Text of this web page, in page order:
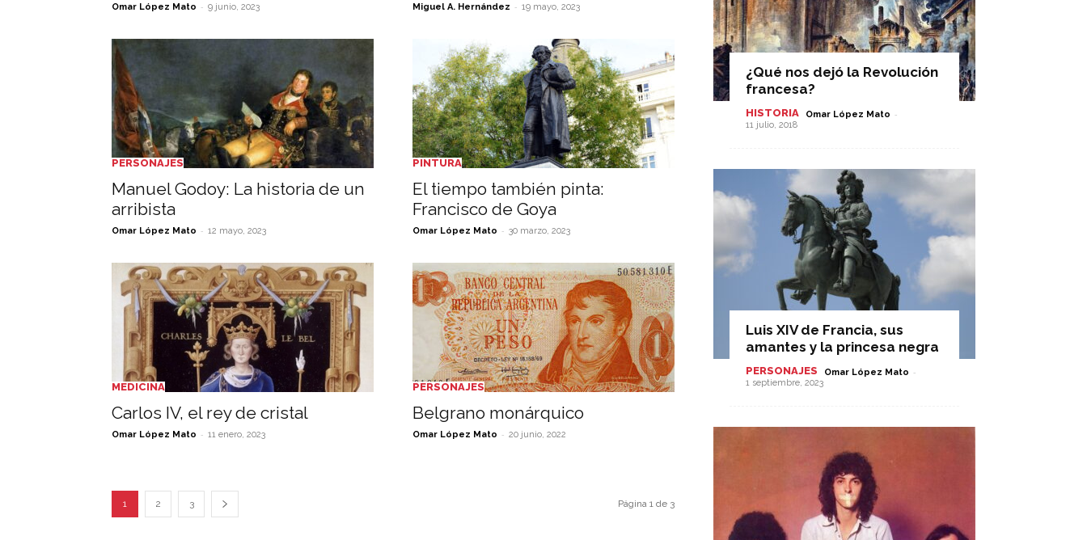
Omar López Mato - 9 junio, 2023 Miguel A. Hernández - 19 mayo, 2023
PERSONAJES
Manuel Godoy: La historia de un
arribista
Omar López Mato - 12 mayo, 2023
PINTURA
El tiempo también pinta:
Francisco de Goya
Omar López Mato - 30 marzo, 2023
MEDICINA
Carlos IV, el rey de cristal
Omar López Mato - 11 enero, 2023
PERSONAJES
Belgrano monárquico
Omar López Mato - 20 junio, 2022
1 2 3 Página 1 de 3
¿Qué nos dejó la Revolución
francesa?
HISTORIA Omar López Mato -
11 julio, 2018
Luis XIV de Francia, sus
amantes y la princesa negra
PERSONAJES Omar López Mato -
1 septiembre, 2023